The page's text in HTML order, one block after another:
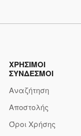
ΧΡΗΣΙΜΟΙ
ΣΥΝΔΕΣΜΟΙ
Αναζήτηση
Αποστολής
Όροι Χρήσης